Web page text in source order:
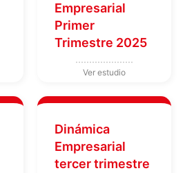
Empresarial
Primer
Trimestre 2025
Dinámica
Empresarial
tercer trimestre